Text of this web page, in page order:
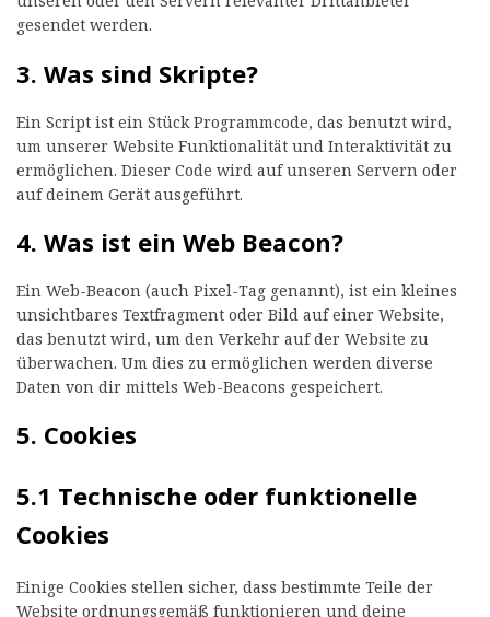
gesendet werden.
3. Was sind Skripte?
Ein Script ist ein Stück Programmcode, das benutzt wird,
um unserer Website Funktionalität und Interaktivität zu
ermöglichen. Dieser Code wird auf unseren Servern oder
auf deinem Gerät ausgeführt.
4. Was ist ein Web Beacon?
Ein Web-Beacon (auch Pixel-Tag genannt), ist ein kleines
unsichtbares Textfragment oder Bild auf einer Website,
das benutzt wird, um den Verkehr auf der Website zu
überwachen. Um dies zu ermöglichen werden diverse
Daten von dir mittels Web-Beacons gespeichert.
5. Cookies
5.1 Technische oder funktionelle
Cookies
Einige Cookies stellen sicher, dass bestimmte Teile der
Website ordnungsgemäß funktionieren und deine